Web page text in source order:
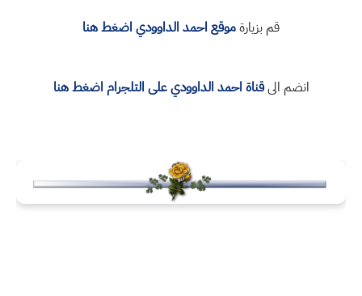
قم بزيارةموقع احمد الداوودي اضغط هنا
انضم الىقناة احمد الداووديعلى التلجرام اضغط هنا